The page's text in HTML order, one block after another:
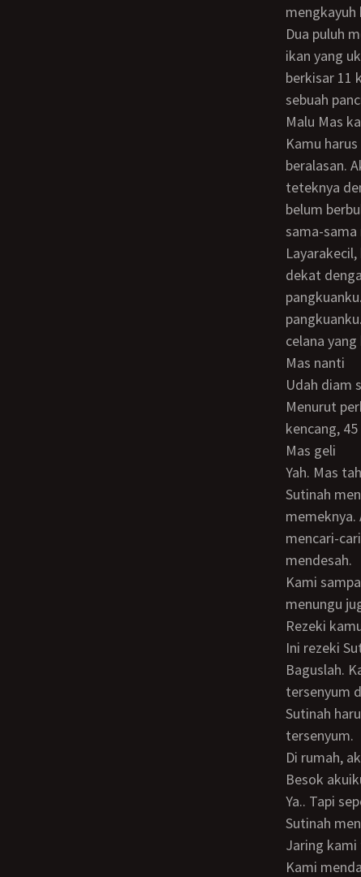
mengkayuh
Dua puluh menit kemudian, kami kembali menariknya dan mengangkat puluhan ekor
ikan yang
berkisar 11
sebuah
Malu Mas
Kamu harus mandi dik. Nanti kamu sakit, air laut lengket di tubuhku, kataku
beralasan.
teteknya
belum
sama-
Layarakecil, kembali kami pasang agar tak perlu mengkayuh. Kumintaagar Sutinah
dekat
celana
Mas nanti
Udah diam saja, aku setengah membentak. Perahu terus melaju menuju tepian.
Menurut
kencang,
Mas geli
Yah. Mas tahu, geli. Tapi neak kan? Jangan bohong, kataku. Sutinah diam. Akhirnya
Sutinah
memeknya.
mencari-
mendesah.
Kami sampai di darat. Ibu sudah menunggu di tepian. Pembeli ikan naik sepeda sudah
menungu
Rezeki
Ini rezeki
Baguslah. Kalau begitu Besok Sutinah ikut lagi, ya kata ibu pada Sutinah. Sutinah
tersenyum
Sutinah harus ikut bu. Biar adatemanku dan Sutinah rezekinya bagus, pujikupula. Ibu
tersenyum.
Di rumah,
Besok
Ya.. Tapi seperti tadi ya. Jangan pakai celana dalam dan pakai baju kaos saja, kataku.
Sutinah
Jaring kami tabur lagi dan tarik. Kami tabur lagi dan kami arik pula sampai tiga kali.
Kami